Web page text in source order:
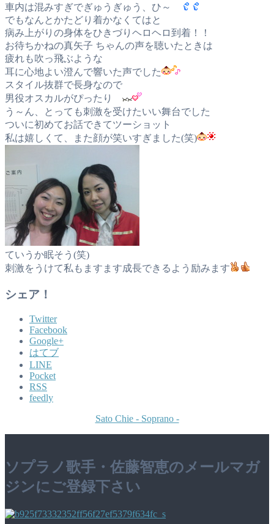
車内は混みすぎでぎゅうぎゅう、ひ～
でもなんとかたどり着かなくてはと
病み上がりの身体をひきづりヘロヘロ到着！！
お待ちかねの真矢子 ちゃんの声を聴いたときは
疲れも吹っ飛ぶような
耳に心地よい澄んで響いた声でした
スタイル抜群で長身なので
男役オスカルがぴったり
う～ん、とっても刺激を受けたいい舞台でした
ついに初めてお話できてツーショット
私は嬉しくて、また顔が笑いすぎました(笑)
ていうか眠そう(笑)
刺激をうけて私もますます成長できるよう励みます
シェア！
Twitter
Facebook
Google+
はてブ
LINE
Pocket
RSS
feedly
Sato Chie - Soprano -
ソプラノ歌手・佐藤智恵のメールマガ
ジンにご登録下さい